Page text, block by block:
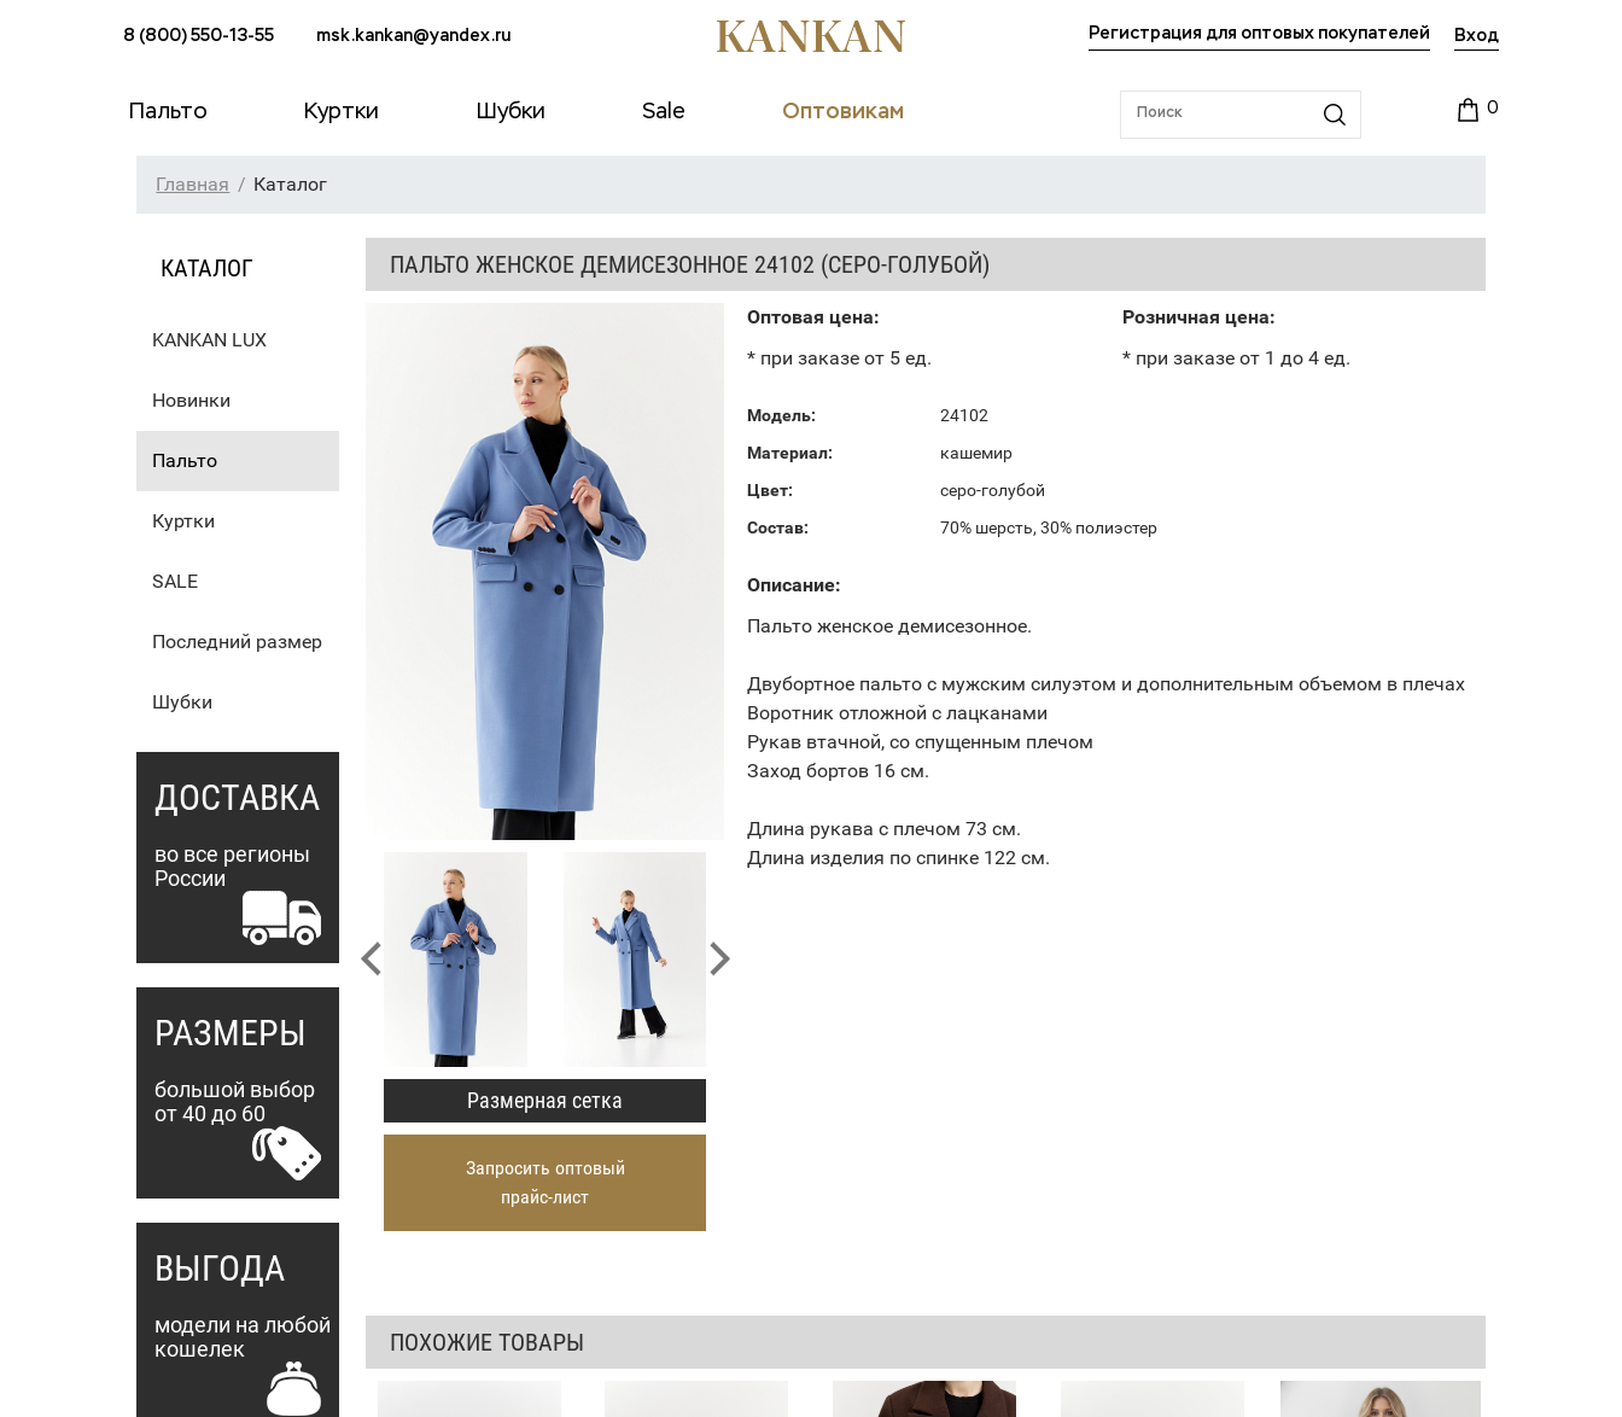
8 (800) 550-13-55 msk.kankan@yandex.ru Регистрация для оптовых покупателей Вход
Пальто Куртки Шубки Sale Оптовикам 0
Главная Каталог
КАТАЛОГ
KANKAN LUX
Новинки
Пальто
Куртки
SALE
Последний размер
Шубки
ДОСТАВКА
во все регионы
России
РАЗМЕРЫ
большой выбор
от 40 до 60
ВЫГОДА
модели на любой
кошелек
ПАЛЬТО ЖЕНСКОЕ ДЕМИСЕЗОННОЕ 24102 (СЕРО-ГОЛУБОЙ)
Размерная сетка
Запросить оптовый
прайс-лист
Оптовая цена:
* при заказе от 5 ед.
Розничная цена:
* при заказе от 1 до 4 ед.
Модель:
24102
Материал:
кашемир
Цвет:
серо-голубой
Состав:
70% шерсть, 30% полиэстер
Описание:
Пальто женское демисезонное.
Двубортное пальто с мужским силуэтом и дополнительным объемом в плечах
Воротник отложной с лацканами
Рукав втачной, со спущенным плечом
Заход бортов 16 см.
Длина рукава с плечом 73 см.
Длина изделия по спинке 122 см.
ПОХОЖИЕ ТОВАРЫ